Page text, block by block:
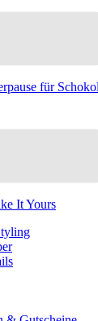
für
It Yours